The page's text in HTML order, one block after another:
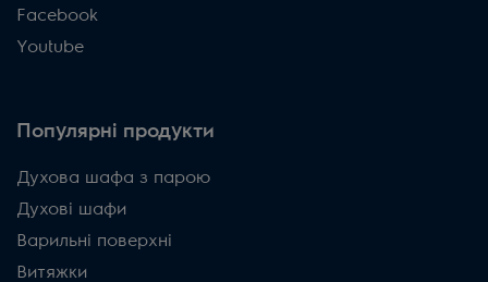
Facebook
Youtube
Популярні продукти
Духова шафа з парою
Духові шафи
Варильні поверхні
Витяжки